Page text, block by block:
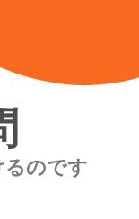
るのです